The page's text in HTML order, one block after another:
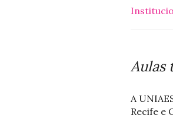
Aulas
A
Recife e